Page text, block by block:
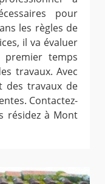
pour
les règles de
il va évaluer
temps
travaux. Avec
des travaux de
Contactez-
résidez à Mont